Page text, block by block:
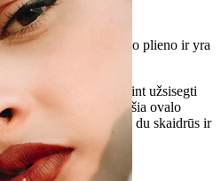
iš chirurginio plieno ir yra
virtoje kilpos. Norint užsisegti
į šonus. Auskarą puošia ovalo
įvairių spalvų kristalai: du skaidrūs ir